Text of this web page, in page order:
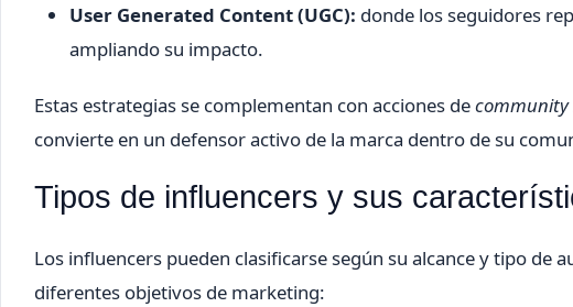
User Generated Content (UGC): donde los seguidores
ampliando su impacto.
Estas estrategias se complementan con acciones de
convierte en un defensor activo de la marca dentro de su
Tipos de influencers y sus
Los influencers pueden clasificarse según su alcance y tipo de
diferentes objetivos de marketing: